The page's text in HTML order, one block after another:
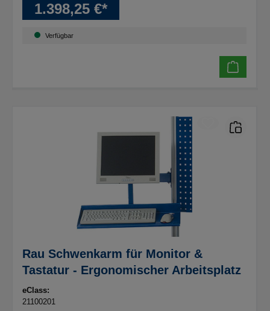
1.398,25 €*
Verfügbar
Rau Schwenkarm für Monitor &
Tastatur - Ergonomischer Arbeitsplatz
eClass:
21100201